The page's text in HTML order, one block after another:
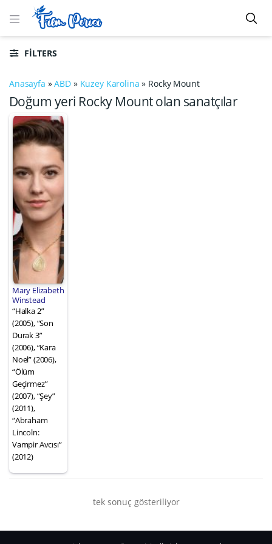
FILTERS
Anasayfa »ABD » Kuzey Karolina » Rocky Mount
Doğum yeri Rocky Mount olan sanatçılar
Mary Elizabeth
Winstead
“Halka 2”
(2005), “Son
Durak 3”
(2006), “Kara
Noel” (2006),
“Ölüm
Geçirmez”
(2007), “Şey”
(2011),
“Abraham
Lincoln:
Vampir Avcısı”
(2012)
tek sonuç gösteriliyor